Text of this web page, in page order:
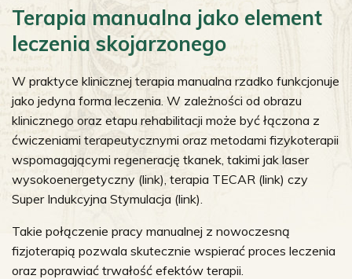
Terapia manualna jako element
leczenia skojarzonego
W praktyce klinicznej terapia manualna rzadko funkcjonuje
jako jedyna forma leczenia. W zależności od obrazu
klinicznego oraz etapu rehabilitacji może być łączona z
ćwiczeniami terapeutycznymi oraz metodami fizykoterapii
wspomagającymi regenerację tkanek, takimi jak laser
wysokoenergetyczny (link), terapia TECAR (link) czy
Super Indukcyjna Stymulacja (link).
Takie połączenie pracy manualnej z nowoczesną
fizjoterapią pozwala skutecznie wspierać proces leczenia
oraz poprawiać trwałość efektów terapii.